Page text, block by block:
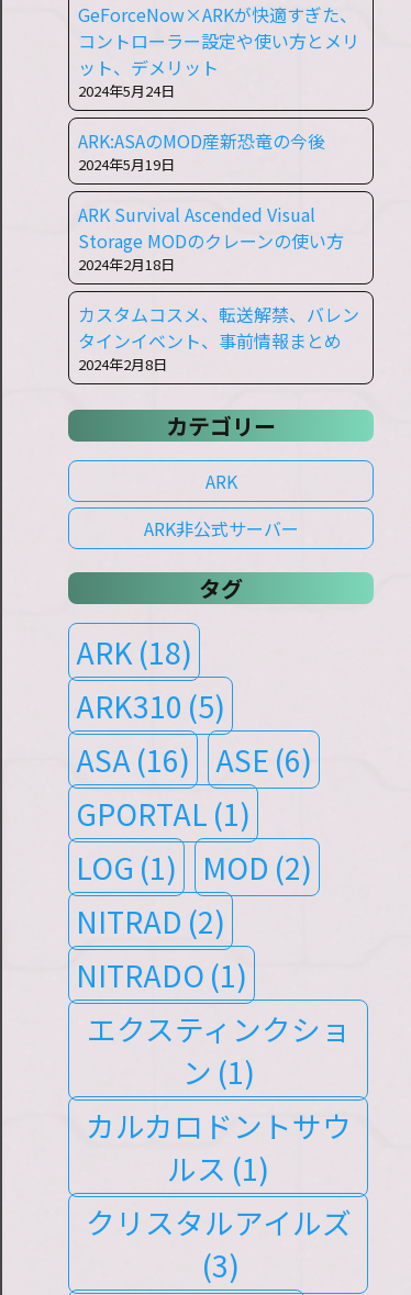
GeForceNow×ARKが快適すぎた、
コントローラー設定や使い方とメリ
ット、デメリット
2024年5月24日
ARK:ASAのMOD産新恐竜の今後
2024年5月19日
ARK Survival Ascended Visual
Storage MODのクレーンの使い方
2024年2月18日
カスタムコスメ、転送解禁、バレン
タインイベント、事前情報まとめ
2024年2月8日
カテゴリー
ARK
ARK非公式サーバー
タグ
ARK (18)
ARK310 (5)
ASA (16) ASE (6)
GPORTAL (1)
LOG (1) MOD (2)
NITRAD (2)
NITRADO (1)
エクスティンクショ
ン (1)
カルカロドントサウ
ルス (1)
クリスタルアイルズ
(3)